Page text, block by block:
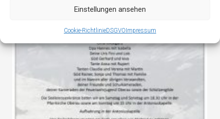
Einstellungen ansehen
Cookie-RichtlinieDSGVO Impressum